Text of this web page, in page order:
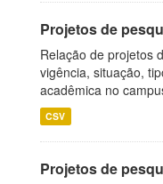
Projetos de
Relação de projetos
vigência, situação,
acadêmica no
CSV
Projetos de